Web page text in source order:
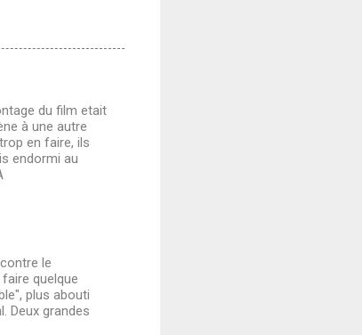
du film etait
à une autre
en faire, ils
endormi au
le
quelque
plus abouti
Deux grandes